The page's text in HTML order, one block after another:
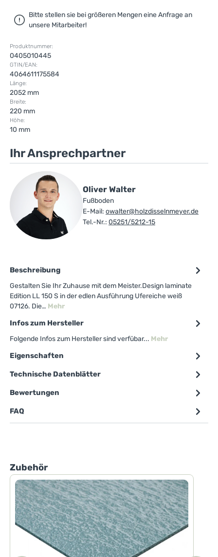
Bitte stellen sie bei größeren Mengen eine Anfrage an
unsere Mitarbeiter!
Produktnummer:
0405010445
GTIN/EAN:
4064611175584
Länge:
2052 mm
Breite:
220 mm
Höhe:
10 mm
Ihr Ansprechpartner
Oliver Walter
Fußboden
E-Mail: owalter@holzdisselnmeyer.de
Tel.-Nr.: 05251/5212-15
Beschreibung
Gestalten Sie Ihr Zuhause mit dem Meister.Design laminate
Edition LL 150 S in der edlen Ausführung Ufereiche weiß
07126. Die… Mehr
Infos zum Hersteller
Folgende Infos zum Hersteller sind verfübar... Mehr
Eigenschaften
Technische Datenblätter
Bewertungen
FAQ
Produktgalerie überspringen
Zubehör